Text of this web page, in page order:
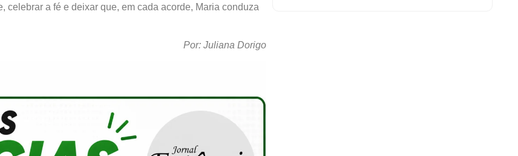
a fé e deixar que, em cada acorde, Maria conduza
Por: Juliana Dorigo